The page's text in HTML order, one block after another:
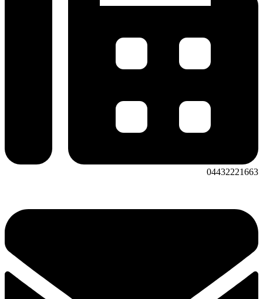
04432221663